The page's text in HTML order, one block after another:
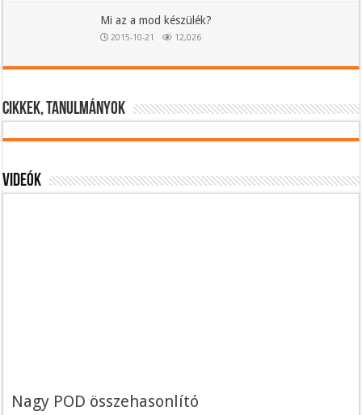
Mi az a mod készülék?
2015-10-21 12,026
Cikkek, tanulmányok
Videók
Nagy POD összehasonlító